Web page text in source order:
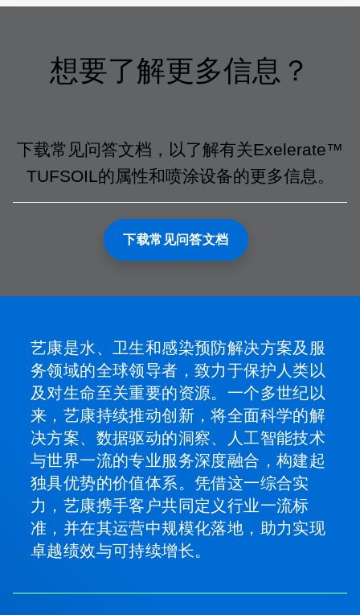
想要了解更多信息？
下载常见问答文档，以了解有关Exelerate™
TUFSOIL的属性和喷涂设备的更多信息。
下载常见问答文档​
艺康是水、卫生和感染预防解决方案及服
务领域的全球领导者，致力于保护人类以
及对生命至关重要的资源。一个多世纪以
来，艺康持续推动创新，将全面科学的解
决方案、数据驱动的洞察、人工智能技术
与世界一流的专业服务深度融合，构建起
独具优势的价值体系。凭借这一综合实
力，艺康携手客户共同定义行业一流标
准，并在其运营中规模化落地，助力实现
卓越绩效与可持续增长。